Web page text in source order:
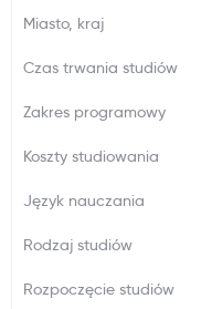
Jak aplikować?
Usługi
Aktualności
Miasto, kraj
Czas trwania studiów
Zakres programowy
Koszty studiowania
Język nauczania
Rodzaj studiów
Rozpoczęcie studiów